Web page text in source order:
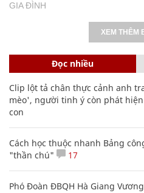
GIA ĐÌNH
XEM THÊM
Đọc nhiều
Clip lột tả chân thực cảnh anh
mèo', người tinh ý còn phát
con
Cách học thuộc nhanh Bảng
"thần chú"
17
Phó Đoàn ĐBQH Hà Giang